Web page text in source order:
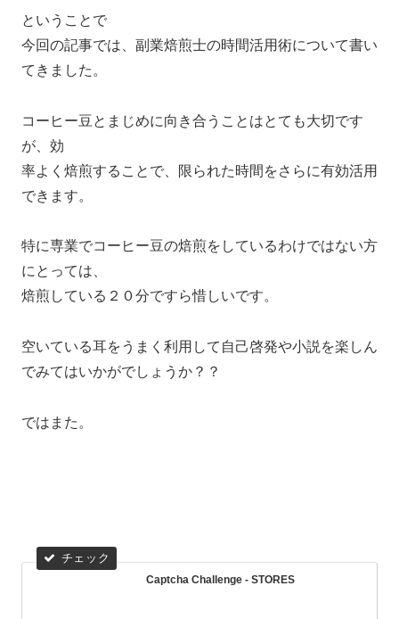
ということで
今回の記事では、副業焙煎士の時間活用術について書い
てきました。
コーヒー豆とまじめに向き合うことはとても大切です
が、効
率よく焙煎することで、限られた時間をさらに有効活用
できます。
特に専業でコーヒー豆の焙煎をしているわけではない方
にとっては、
焙煎している２０分ですら惜しいです。
空いている耳をうまく利用して自己啓発や小説を楽しん
でみてはいかがでしょうか？？
ではまた。
Captcha Challenge - STORES